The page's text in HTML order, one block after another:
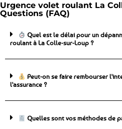
Urgence volet roulant La
Questions (FAQ)
Quel est le délai pour un
roulant à La Colle-sur-Loup ?
Peut-on se faire rembourser
l'assurance ?
Quelles sont vos méthodes de